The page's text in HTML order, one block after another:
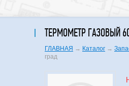
ТЕРМОМЕТР ГАЗОВЫЙ
ГЛАВНАЯ → Каталог →
град